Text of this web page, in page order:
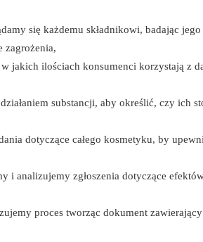
się każdemu składnikowi, badając
zagrożenia,
jakich ilościach konsumenci korzystają z
substancji, aby określić, czy ich
dotyczące całego kosmetyku, by
i analizujemy zgłoszenia dotyczące
proces tworząc dokument